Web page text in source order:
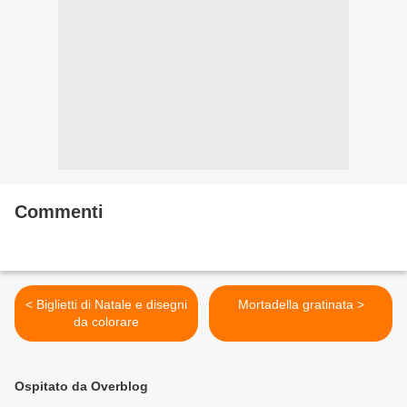
Commenti
< Biglietti di Natale e disegni
da colorare
Mortadella gratinata >
Ospitato da Overblog